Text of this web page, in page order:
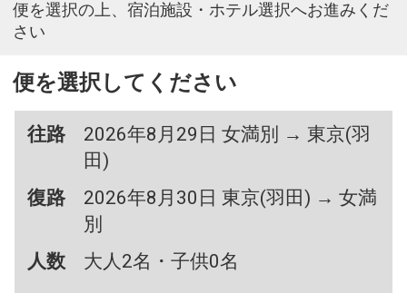
便を選択の上、宿泊施設・ホテル選択へお進みくだ
さい
便を選択してください
往路
2026年8月29日 女満別 → 東京(羽
田)
復路
2026年8月30日 東京(羽田) → 女満
別
人数
大人2名・子供0名